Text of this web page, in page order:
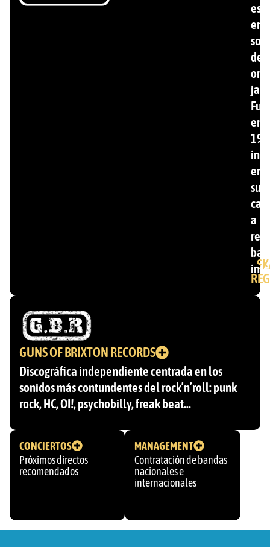
en
de
en
su
a
GUNS OF BRIXTON RECORDS
Discográfica independiente centrada en los
sonidos más contundentes del rock’n’roll: punk
rock, HC, OI!, psychobilly, freak beat…
CONCIERTOS
Próximos directos
recomendados
MANAGEMENT
Contratación de bandas
nacionales e
internacionales